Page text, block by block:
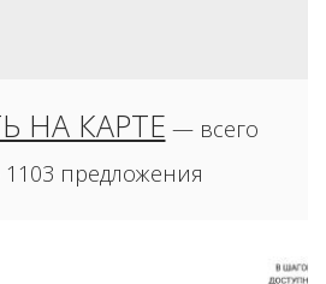
продажа дома/коттеджа
НА КАРТЕ — всего
предложения